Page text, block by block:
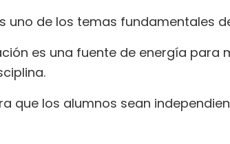
uno de los temas fundamentales
es una fuente de energía para
que los alumnos sean